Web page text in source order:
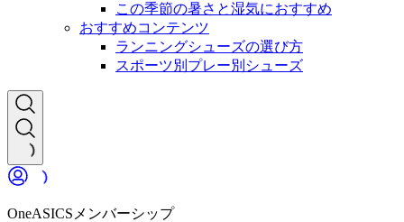
この季節の暑さと湿気におすすめ
おすすめコンテンツ
ランニングシューズの選び方
スポーツ別プレー別シューズ
OneASICSメンバーシップ